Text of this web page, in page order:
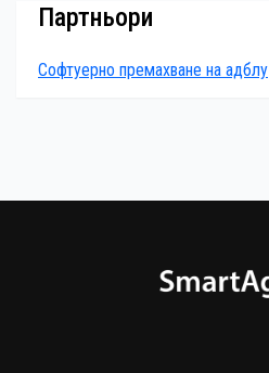
Партньори
Софтуерно премахване на адблу